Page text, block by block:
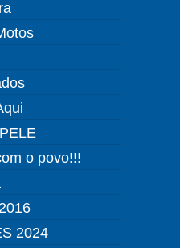
o povo!!!
2024